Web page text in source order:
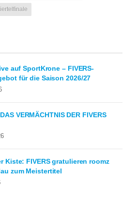
auf SportKrone – FIVERS-
für die Saison 2026/27
VERMÄCHTNIS DER FIVERS
Kiste: FIVERS gratulieren roomz
zum Meistertitel